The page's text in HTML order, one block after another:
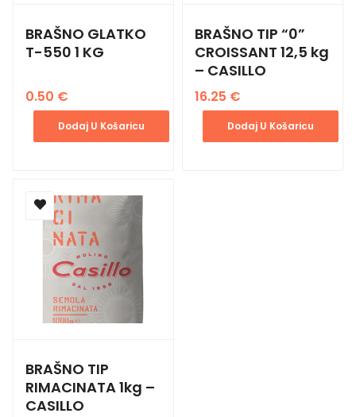
BRAŠNO GLATKO
T-550 1 KG
0.50 €
Dodaj U Košaricu
BRAŠNO TIP “0”
CROISSANT 12,5 kg
– CASILLO
16.25 €
Dodaj U Košaricu
BRAŠNO TIP
RIMACINATA 1kg –
CASILLO